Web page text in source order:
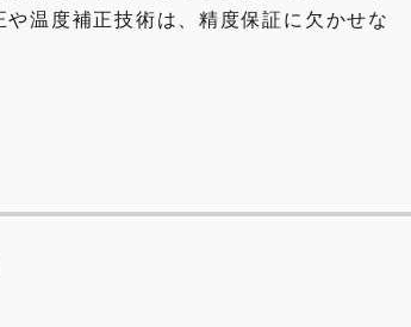
温度補正技術は、精度保証に欠かせな